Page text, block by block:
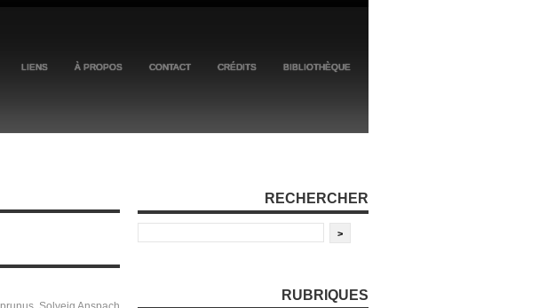
LIENS À PROPOS CONTACT CRÉDITS BIBLIOTHÈQUE
RECHERCHER
RUBRIQUES